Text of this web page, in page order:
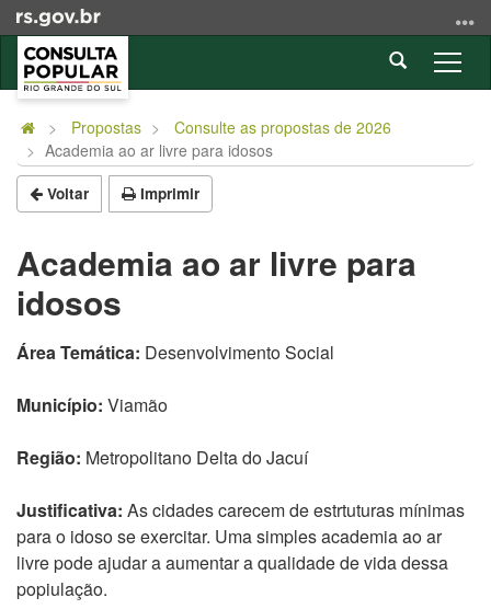
para
conteúdo
para
menu
para
busca
a
Abrir
a
Início
conteúdo
Propostas
Consulte as propostas de 2026
Academia ao ar livre para idosos
Voltar Imprimir
Academia ao ar livre para
idosos
Área Temática: Desenvolvimento Social
Município: Viamão
Região: Metropolitano Delta do Jacuí
Justificativa: As cidades carecem de estrtuturas mínimas
para o idoso se exercitar. Uma simples academia ao ar
livre pode ajudar a aumentar a qualidade de vida dessa
popiulação.